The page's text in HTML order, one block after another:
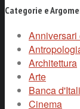
Categorie e
Anniversari
Architettura
Arte
Banca
Cinema